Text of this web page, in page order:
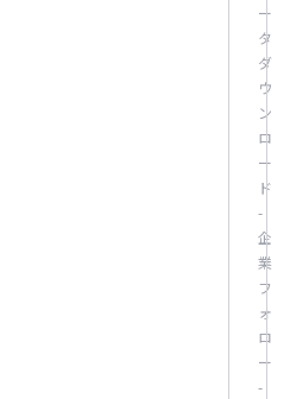
ー
タ
ダ
ウ
ン
ロ
ー
ド
-
企
業
フ
ォ
ロ
ー
-